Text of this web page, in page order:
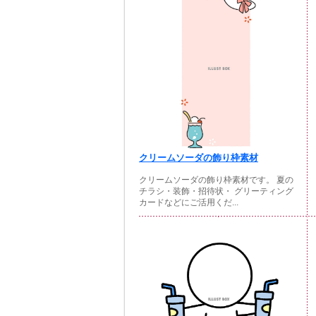
クリームソーダの飾り枠素材
クリームソーダの飾り枠素材です。 夏の
チラシ・装飾・招待状・ グリーティング
カードなどにご活用くだ...